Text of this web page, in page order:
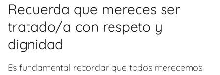
Recuerda que mereces ser
tratado/a con respeto y
dignidad
Es fundamental recordar que todos merecemos